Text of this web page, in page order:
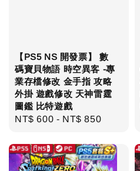
【PS5 NS 開發票】 數
碼寶貝物語 時空異客 -專
業存檔修改 金手指 攻略
外掛 遊戲修改 天神雷霆
圖鑑 比特遊戲
Regular
NT$ 600 - NT$ 850